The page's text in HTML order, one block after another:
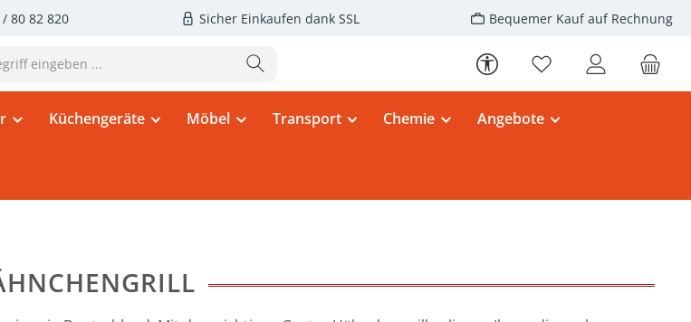
80 82 820 Sicher Einkaufen dank SSL Bequemer Kauf auf Rechnung
Werkzeugleiste anzeigen
Du hast 0 Produkte
Küchengeräte Möbel Transport Chemie Angebote